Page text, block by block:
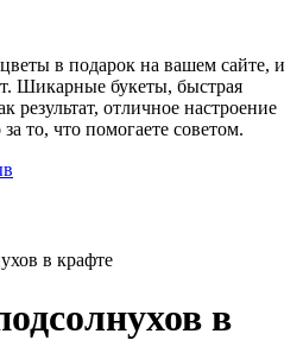
в подарок на вашем сайте, и
Шикарные букеты, быстрая
результат, отличное настроение
то, что помогаете советом.
в крафте
в